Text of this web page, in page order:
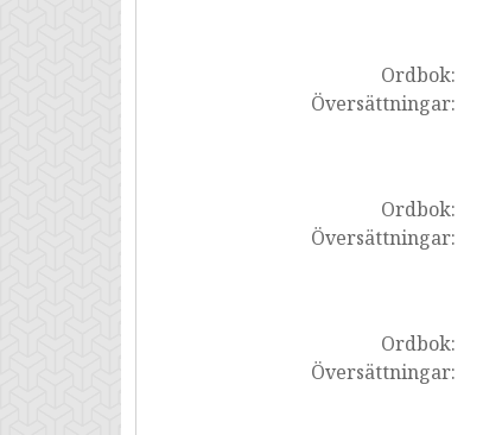
Ordbok:
Översättningar:
Ordbok:
Översättningar:
Ordbok:
Översättningar: